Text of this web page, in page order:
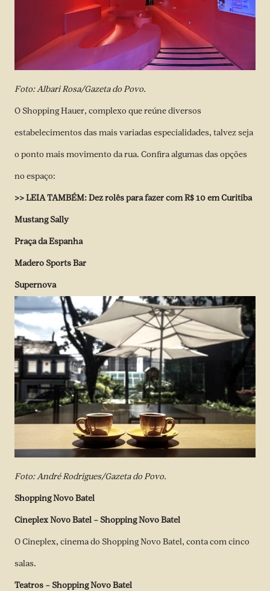
Foto: Albari Rosa/Gazeta do Povo.
O Shopping Hauer, complexo que reúne diversos
estabelecimentos das mais variadas especialidades, talvez seja
o ponto mais movimento da rua. Confira algumas das opções
no espaço:
>>LEIA TAMBÉM:Dez rolês para fazer com R$ 10 em Curitiba
Mustang Sally
Praça da Espanha
Madero Sports Bar
Supernova
Foto: André Rodrigues/Gazeta do Povo.
Shopping Novo Batel
Cineplex Novo Batel – Shopping Novo Batel
O Cineplex, cinema do Shopping Novo Batel, conta com cinco
salas.
Teatros – Shopping Novo Batel